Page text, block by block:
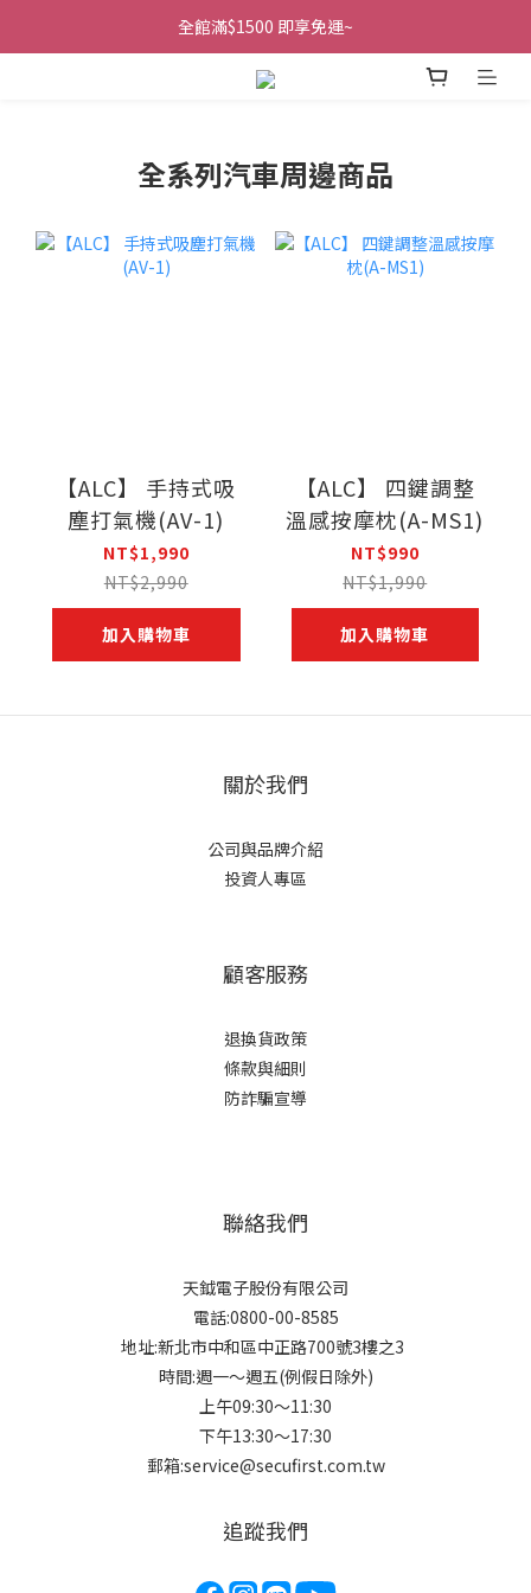
全館滿$1500 即享免運~
全系列汽車周邊商品
【ALC】 手持式吸
塵打氣機(AV-1)
NT$1,990
NT$2,990
加入購物車
【ALC】 四鍵調整
溫感按摩枕(A-MS1)
NT$990
NT$1,990
加入購物車
關於我們
公司與品牌介紹
投資人專區
顧客服務
退換貨政策
條款與細則
防詐騙宣導
聯絡我們
天鉞電子股份有限公司
電話:0800-00-8585
地址:新北市中和區中正路700號3樓之3
時間:週一～週五(例假日除外)
上午09:30～11:30
下午13:30～17:30
郵箱:service@secufirst.com.tw
追蹤我們